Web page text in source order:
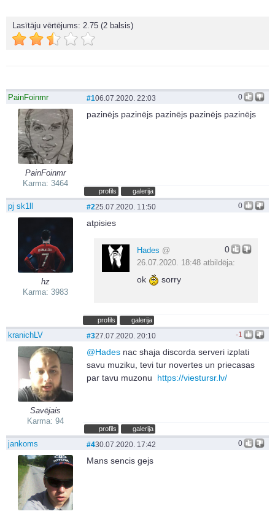
Lasītāju vērtējums: 2.75 (2 balsis)
PainFoinmr
PainFoinmr
Karma: 3464
0
#106.07.2020. 22:03
pazinējs pazinējs pazinējs pazinējs pazinējs
profils galerija
pj sk1ll
hz
Karma: 3983
0
#225.07.2020. 11:50
atpisies
0
Hades @
26.07.2020. 18:48 atbildēja:
ok sorry
profils galerija
kranichLV
Savējais
Karma: 94
-1
#327.07.2020. 20:10
@Hades nac shaja discorda serveri izplati
savu muziku, tevi tur novertes un priecasas
par tavu muzonu https://viestursr.lv/
profils galerija
jankoms 0
#430.07.2020. 17:42
Mans sencis gejs